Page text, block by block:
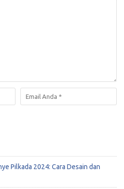
Pilkada 2024: Cara Desain dan